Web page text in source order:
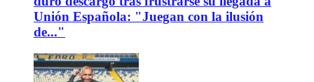
Unión Española: "Juegan con la ilusión
de..."